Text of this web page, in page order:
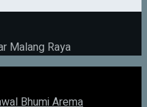
Malang Raya
Bhumi Arema